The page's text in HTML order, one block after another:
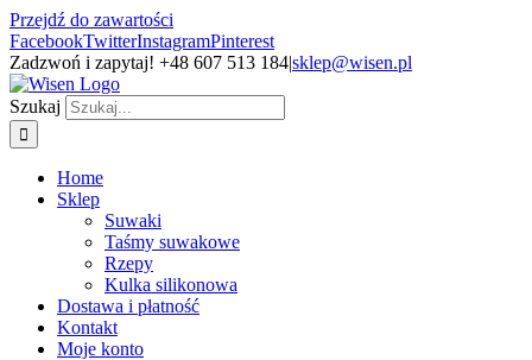
Przejdź do zawartości
FacebookTwitterInstagramPinterest
Zadzwoń i zapytaj! +48 607 513 184|sklep@wisen.pl
Szukaj
Home
Sklep
Suwaki
Taśmy suwakowe
Rzepy
Kulka silikonowa
Dostawa i płatność
Kontakt
Moje konto